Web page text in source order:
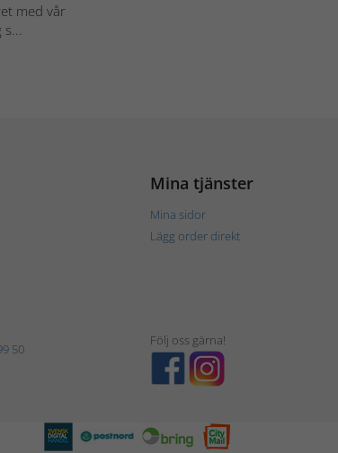
med vår
Mina tjänster
Mina sidor
Lägg order direkt
50
Följ oss gärna!